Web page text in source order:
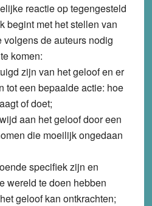
reactie op tegengesteld
begint met het stellen van
de auteurs nodig
komen:
zijn van het geloof en er
tot een bepaalde actie: hoe
of doet;
aan het geloof door een
die moeilijk ongedaan
specifiek zijn en
wereld te doen hebben
geloof kan ontkrachten;